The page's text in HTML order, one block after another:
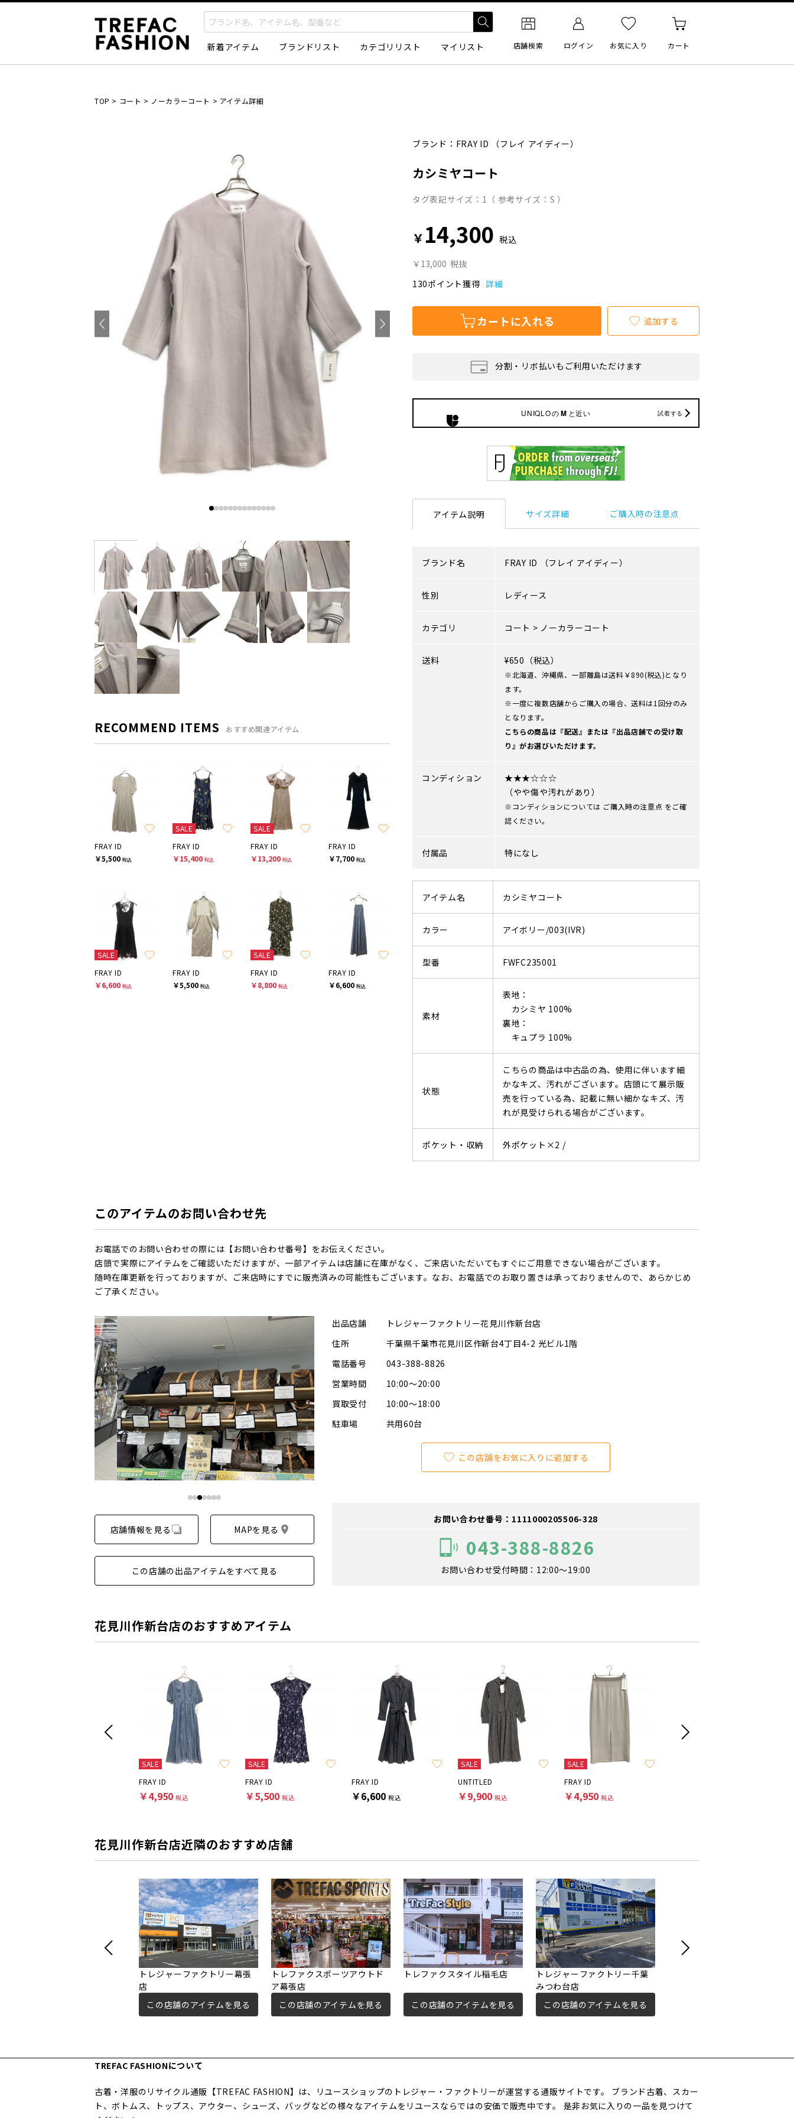
新着アイテム ブランドリスト カテゴリリスト マイリスト 店舗検索 ログイン お気に入り カート
TOP > コート > ノーカラーコート > アイテム詳細
RECOMMEND ITEMS おすすめ関連アイテム
FRAY ID
￥5,500 税込
SALE
FRAY ID
￥15,400 税込
SALE
FRAY ID
￥13,200 税込
FRAY ID
￥7,700 税込
SALE
FRAY ID
￥6,600 税込
FRAY ID
￥5,500 税込
SALE
FRAY ID
￥8,800 税込
FRAY ID
￥6,600 税込
ブランド： FRAY ID （フレイ アイディー）
カシミヤコート
タグ表記サイズ：1（ 参考サイズ：S ）
￥ 14,300 税込
￥13,000 税抜
130ポイント獲得 詳細
カートに入れる 追加する
分割・リボ払いもご利用いただけます
UNIQLOのM と近い 試着する
アイテム説明 サイズ詳細 ご購入時の注意点
ブランド名 FRAY ID （フレイ アイディー）
性別 レディース
カテゴリ コート > ノーカラーコート
送料 ¥650（税込）
※北海道、沖縄県、一部離島は送料￥890(税込)となり
ます。
※一度に複数店舗からご購入の場合、送料は1回分のみ
となります。
こちらの商品は『配送』または『出品店舗での受け取
り』がお選びいただけます。
コンディション
★★★☆☆☆
（やや傷や汚れがあり）
※コンディションについては ご購入時の注意点 をご確
認ください。
付属品 特になし
アイテム名 カシミヤコート
カラー アイボリー/003(IVR)
型番 FWFC235001
素材
表地：
カシミヤ 100%
裏地：
キュプラ 100%
状態
こちらの商品は中古品の為、使用に伴います細
かなキズ、汚れがございます。店頭にて展示販
売を行っている為、記載に無い細かなキズ、汚
れが見受けられる場合がございます。
ポケット・収納 外ポケット×2 /
このアイテムのお問い合わせ先
お電話でのお問い合わせの際には【お問い合わせ番号】をお伝えください。
店頭で実際にアイテムをご確認いただけますが、一部アイテムは店舗に在庫がなく、ご来店いただいてもすぐにご用意できない場合がございます。
随時在庫更新を行っておりますが、ご来店時にすでに販売済みの可能性もございます。なお、お電話でのお取り置きは承っておりませんので、あらかじめ
ご了承ください。
店舗情報を見る MAPを見る
この店舗の出品アイテムをすべて見る
出品店舗
トレジャーファクトリー花見川作新台店
住所
千葉県千葉市花見川区作新台4丁目4-2 光ビル1階
電話番号
043-388-8826
営業時間
10:00～20:00
買取受付
10:00～18:00
駐車場
共用60台
この店舗をお気に入りに追加する
お問い合わせ番号：1111000205506-328
043-388-8826
お問い合わせ受付時間：12:00～19:00
花見川作新台店のおすすめアイテム
SALE
FRAY ID
￥4,950 税込
SALE
FRAY ID
￥5,500 税込
FRAY ID
￥6,600 税込
SALE
UNTITLED
￥9,900 税込
SALE
FRAY ID
￥4,950 税込
花見川作新台店近隣のおすすめ店舗
トレジャーファクトリー幕張
店
この店舗のアイテムを見る
トレファクスポーツアウトド
ア幕張店
この店舗のアイテムを見る
トレファクスタイル稲毛店
この店舗のアイテムを見る
トレジャーファクトリー千葉
みつわ台店
この店舗のアイテムを見る
TREFAC FASHIONについて
古着・洋服のリサイクル通販【TREFAC FASHION】は、リユースショップのトレジャー・ファクトリーが運営する通販サイトです。 ブランド古着、スカー
ト、ボトムス、トップス、アウター、シューズ、バッグなどの様々なアイテムをリユースならではの安価で販売中です。 是非お気に入りの一品を見つけて